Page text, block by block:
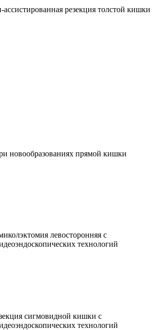
ассистированная резекция толстой кишки
новообразованиях прямой кишки
левосторонняя с
технологий
сигмовидной кишки с
технологий